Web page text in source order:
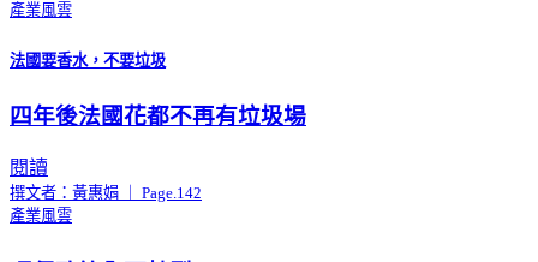
產業風雲
法國要香水，不要垃圾
四年後法國花都不再有垃圾場
閱讀
撰文者：黃惠娟 ｜ Page.142
產業風雲